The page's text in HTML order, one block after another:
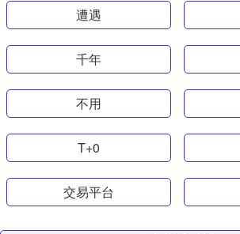
遭遇
千年
不用
T+0
交易平台